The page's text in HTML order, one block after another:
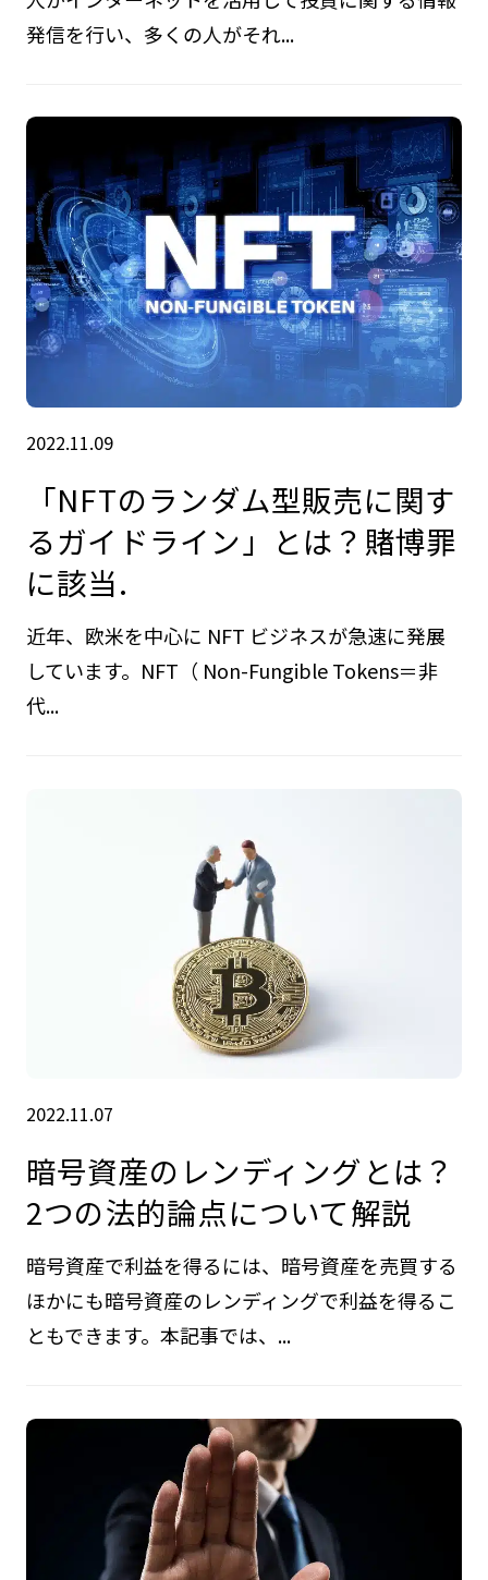
発信を行い、多くの人がそれ...
2022.11.09
「NFTのランダム型販売に関す
るガイドライン」とは？賭博罪
に該当.
近年、欧米を中心に NFT ビジネスが急速に発展
しています。NFT（ Non-Fungible Tokens＝非
代...
2022.11.07
暗号資産のレンディングとは？
2つの法的論点について解説
暗号資産で利益を得るには、暗号資産を売買する
ほかにも暗号資産のレンディングで利益を得るこ
ともできます。本記事では、...